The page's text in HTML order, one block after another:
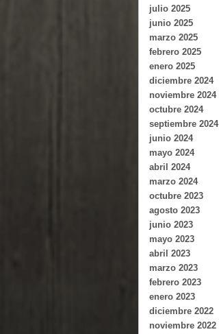
julio 2025
junio 2025
marzo 2025
febrero 2025
enero 2025
diciembre 2024
noviembre 2024
octubre 2024
septiembre 2024
junio 2024
mayo 2024
abril 2024
marzo 2024
octubre 2023
agosto 2023
junio 2023
mayo 2023
abril 2023
marzo 2023
febrero 2023
enero 2023
diciembre 2022
noviembre 2022